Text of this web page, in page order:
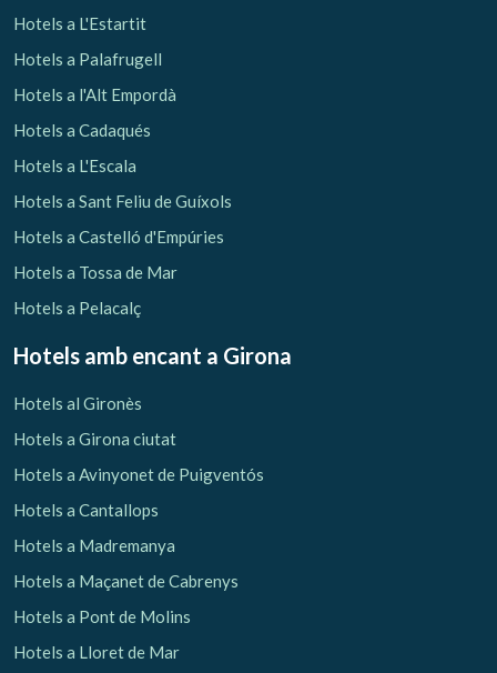
Hotels a L'Estartit
Hotels a Palafrugell
Hotels a l'Alt Empordà
Hotels a Cadaqués
Hotels a L'Escala
Hotels a Sant Feliu de Guíxols
Hotels a Castelló d'Empúries
Hotels a Tossa de Mar
Hotels a Pelacalç
Hotels amb encant a Girona
Hotels al Gironès
Hotels a Girona ciutat
Hotels a Avinyonet de Puigventós
Hotels a Cantallops
Hotels a Madremanya
Hotels a Maçanet de Cabrenys
Hotels a Pont de Molins
Hotels a Lloret de Mar